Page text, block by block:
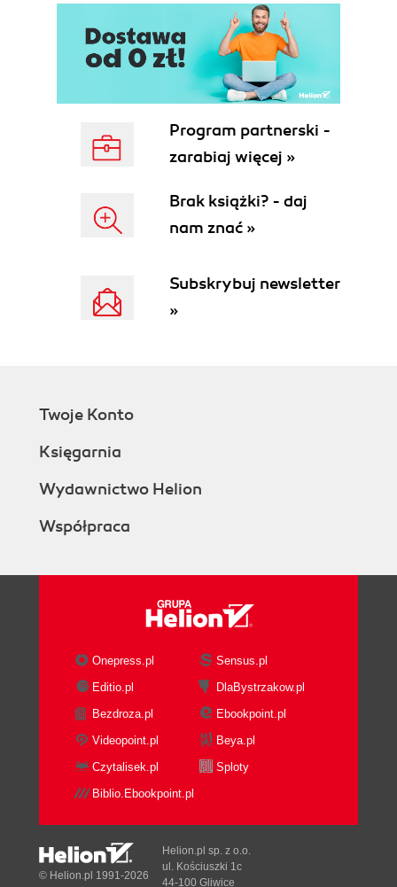
Program partnerski -
zarabiaj więcej »
Brak książki? - daj
nam znać »
Subskrybuj newsletter
»
Twoje Konto
Księgarnia
Wydawnictwo Helion
Współpraca
Onepress.pl
Sensus.pl
Editio.pl
DlaBystrzakow.pl
Bezdroza.pl
Ebookpoint.pl
Videopoint.pl
Beya.pl
Czytalisek.pl
Sploty
Biblio.Ebookpoint.pl
© Helion.pl 1991-2026
Helion.pl sp. z o.o.
ul. Kościuszki 1c
44-100 Gliwice